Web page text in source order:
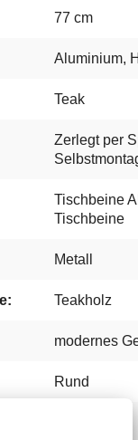
77 cm
Aluminium,
Teak
Zerlegt per
Tischbeine
Tischbeine
Metall
Teakholz
modernes
Rund